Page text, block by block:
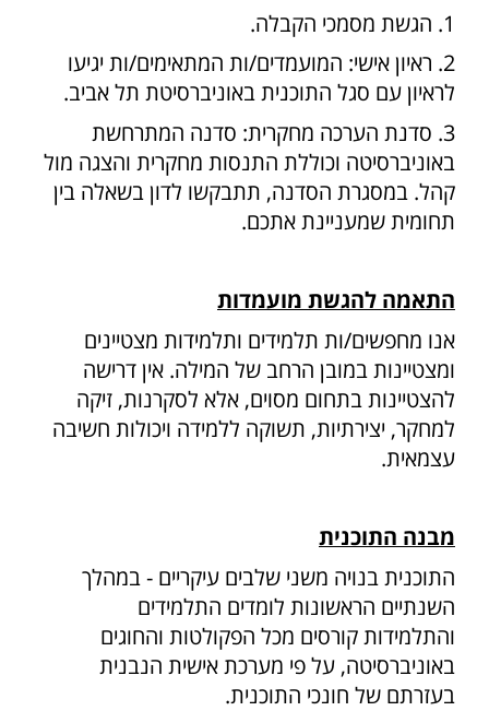
1. הגשת מסמכי הקבלה.
2. ראיון אישי: המועמדים/ות המתאימים/ות יגיעו
לראיון עם סגל התוכנית באוניברסיטת תל אביב.
3. סדנת הערכה מחקרית: סדנה המתרחשת
באוניברסיטה וכוללת התנסות מחקרית והצגה מול
קהל. במסגרת הסדנה, תתבקשו לדון בשאלה בין
תחומית שמעניינת אתכם.
התאמה להגשת מועמדות
אנו מחפשים/ות תלמידים ותלמידות מצטיינים
ומצטיינות במובן הרחב של המילה. אין דרישה
להצטיינות בתחום מסוים, אלא לסקרנות, זיקה
למחקר, יצירתיות, תשוקה ללמידה ויכולות חשיבה
עצמאית.
מבנה התוכנית
התוכנית בנויה משני שלבים עיקריים - במהלך
השנתיים הראשונות לומדים התלמידים
והתלמידות קורסים מכל הפקולטות והחוגים
באוניברסיטה, על פי מערכת אישית הנבנית
בעזרתם של חונכי התוכנית.